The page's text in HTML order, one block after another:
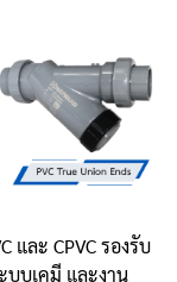
และ CPVC รองรับ
บบเคมี และงาน